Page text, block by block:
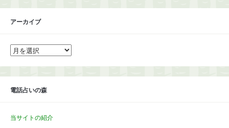
アーカイブ
ア
ー
イ
電話占いの森
当サイトの紹介